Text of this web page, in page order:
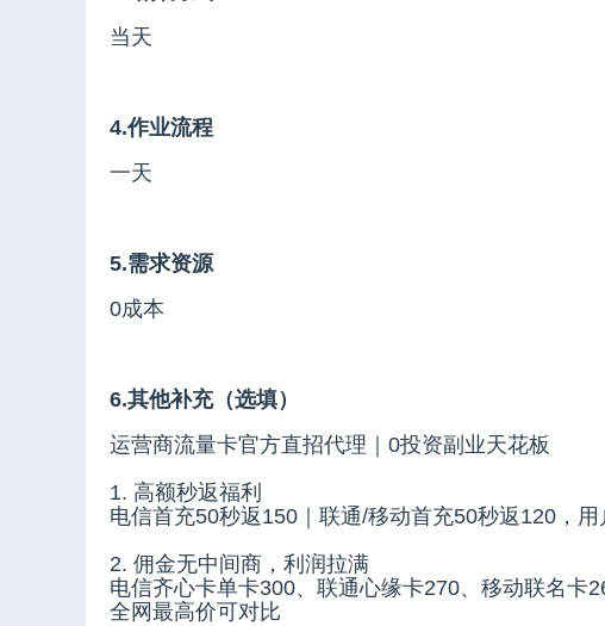
当天
4.作业流程
一天
5.需求资源
0成本
6.其他补充（选填）
运营商流量卡官方直招代理｜0投资副业天花板
1. 高额秒返福利
电信首充50秒返150｜联通/移动首充50秒返120，
2. 佣金无中间商，利润拉满
电信齐心卡单卡300、联通心缘卡270、移动联名卡
全网最高价可对比